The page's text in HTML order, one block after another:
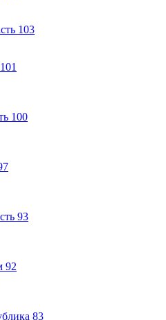
103
101
100
93
92
83